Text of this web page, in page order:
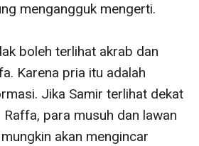
mengangguk mengerti.
boleh terlihat akrab dan
Karena pria itu adalah
Jika Samir terlihat dekat
para musuh dan lawan
akan mengincar